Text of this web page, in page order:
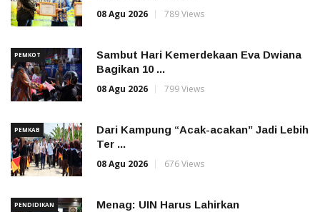
08 Agu 2026
789 Views
PEMKOT
Sambut Hari Kemerdekaan Eva Dwiana
Bagikan 10 ...
08 Agu 2026
799 Views
PEMKAB
Dari Kampung “Acak-acakan” Jadi Lebih
Ter ...
08 Agu 2026
676 Views
PENDIDIKAN
Menag: UIN Harus Lahirkan